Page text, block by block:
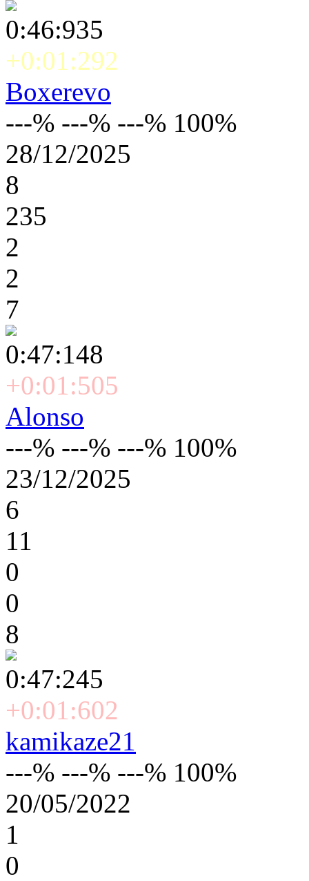
0:46:935
+0:01:292
Boxerevo
---% ---% ---% 100%
28/12/2025
8
235
2
2
7
0:47:148
+0:01:505
Alonso
---% ---% ---% 100%
23/12/2025
6
11
0
0
8
0:47:245
+0:01:602
kamikaze21
---% ---% ---% 100%
20/05/2022
1
0